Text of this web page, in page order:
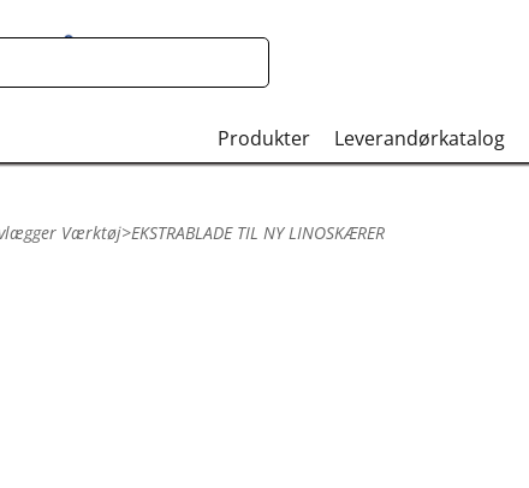
Produkter Leverandørkatalog
Værktøj>EKSTRABLADE TIL NY LINOSKÆRER